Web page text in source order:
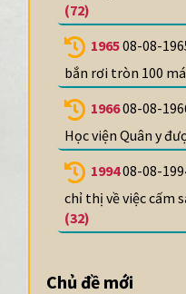
(72)
196508-08-
bắn rơi tròn 100
196608-08-
Học viện Quân y
199408-08-
chỉ thị về việc cấm
(32)
Chủ đề mới